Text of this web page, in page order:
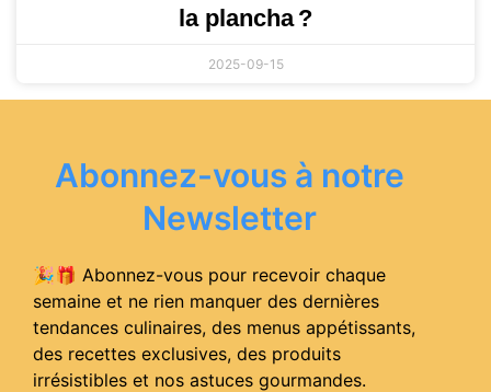
la plancha ?
2025-09-15
Abonnez-vous à notre
Newsletter
🎉🎁 Abonnez-vous pour recevoir chaque
semaine et ne rien manquer des dernières
tendances culinaires, des menus appétissants,
des recettes exclusives, des produits
irrésistibles et nos astuces gourmandes.